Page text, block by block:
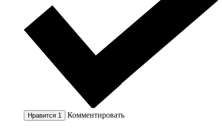
Нравится 1 Комментировать